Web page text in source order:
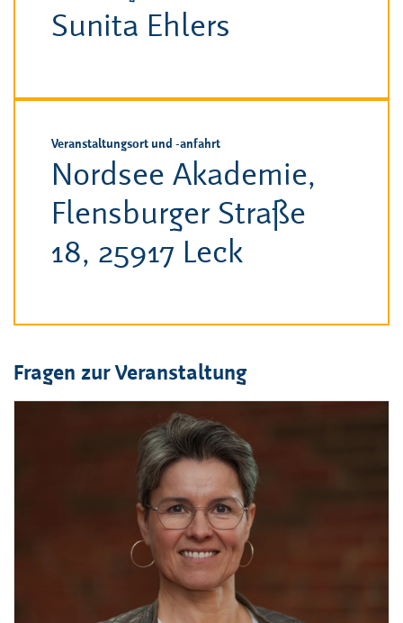
Sunita Ehlers
Veranstaltungsort und -anfahrt
Nordsee Akademie,
Flensburger Straße
18, 25917 Leck
Fragen zur Veranstaltung